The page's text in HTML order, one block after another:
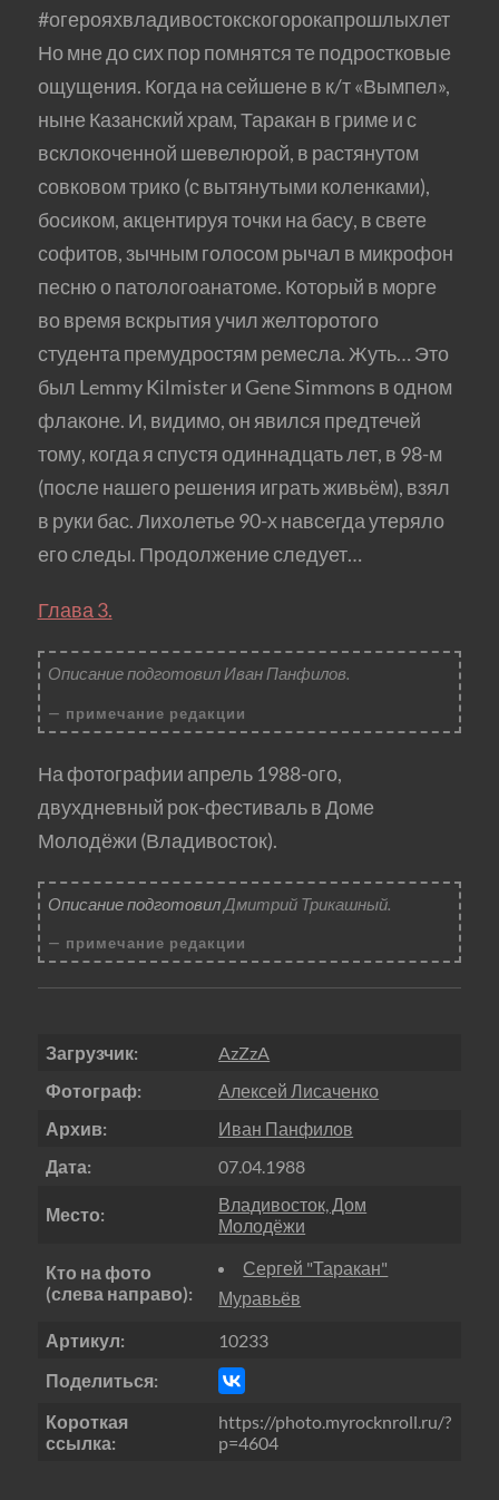
#огерояхвладивостокскогорокапрошлыхлет
Но мне до сих пор помнятся те подростковые
ощущения. Когда на сейшене в к/т «Вымпел»,
ныне Казанский храм, Таракан в гриме и с
всклокоченной шевелюрой, в растянутом
совковом трико (с вытянутыми коленками),
босиком, акцентируя точки на басу, в свете
софитов, зычным голосом рычал в микрофон
песню о патологоанатоме. Который в морге
во время вскрытия учил желторотого
студента премудростям ремесла. Жуть… Это
был Lemmy Kilmister и Gene Simmons в одном
флаконе. И, видимо, он явился предтечей
тому, когда я спустя одиннадцать лет, в 98-м
(после нашего решения играть живьём), взял
в руки бас. Лихолетье 90-х навсегда утеряло
его следы. Продолжение следует…
Глава 3.
Описание подготовил Иван Панфилов.
примечание редакции
На фотографии апрель 1988-ого,
двухдневный рок-фестиваль в Доме
Молодёжи (Владивосток).
Описание подготовилДмитрий Трикашный.
примечание редакции
Загрузчик:
AzZzA
Фотограф:
Алексей Лисаченко
Архив:
Иван Панфилов
Дата:
07.04.1988
Место:
Владивосток, Дом
Молодёжи
Кто на фото
(слева направо):
Сергей "Таракан"
Муравьёв
Артикул:
10233
Поделиться:
Короткая
ссылка:
https://photo.myrocknroll.ru/?
p=4604